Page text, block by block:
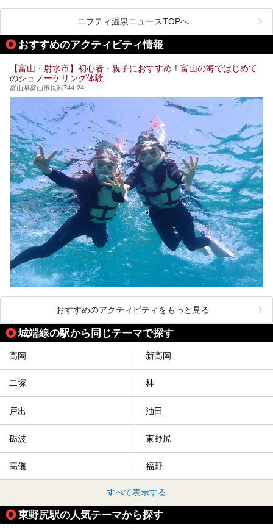
小京都・城端と、とても魅力的な観光スポットがたくさんあ
ります。
城端の郊外に建つ里山オーベルジュ＆温泉ウェルネススパ
「桜ヶ池クアガーデン」に泊まって、歴史の旅にお出かけし
てみませんか？
ニフティ温泉ニュースTOPへ
おすすめのアクティビティ情報
【富山・射水市】初心者・親子におすすめ！富山の海ではじめて
のシュノーケリング体験
富山県富山市長附744-24
おすすめのアクティビティをもっと見る
城端線の駅から同じテーマで探す
高岡 新高岡
二塚 林
戸出 油田
砺波 東野尻
高儀 福野
すべて表示する
東野尻駅の人気テーマから探す